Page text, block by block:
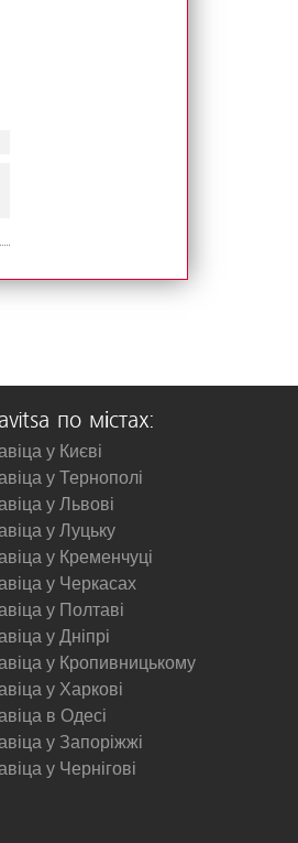
по містах:
у Києві
у Тернополі
у Львові
у Луцьку
у Кременчуці
у Черкасах
у Полтаві
у Дніпрі
у Кропивницькому
у Харкові
в Одесі
у Запоріжжі
у Чернігові